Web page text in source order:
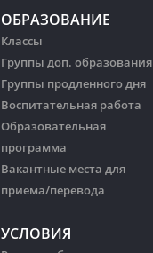
ОБРАЗОВАНИЕ
Классы
Группы доп. образования
Группы продленного дня
Воспитательная работа
Образовательная
программа
Вакантные места для
приема/перевода
УСЛОВИЯ